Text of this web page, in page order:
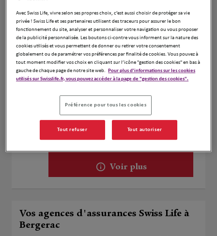
24100 Bergerac
Fermé actuellement
Numéro
Voir plus
Florian Michaud
36 A Avenue du Général de Gaulle
Fermé actuellement
Voir plus
Vos agences d'assurances Swiss Life à
Bergerac
Avec Swiss Life, vivre selon ses propres choix, c’est aussi choisir de protéger sa vie
privée ! Swiss Life et ses partenaires utilisent des traceurs pour assurer le bon
fonctionnement du site, analyser et personnaliser votre navigation ou vous proposer
de la publicité personnalisée. Les boutons ci-contre vous informent sur la nature des
cookies utilisés et vous permettent de donner ou retirer votre consentement
globalement ou de paramétrer vos préférences par finalité de cookies. Vous pouvez à
tout moment modifier vos choix en cliquant sur l’icône "gestion des cookies" en bas à
gauche de chaque page de notre site web. Pour plus d'informations sur les cookies
utilisés sur Swisslife.fr, vous pouvez accéder à la page de "gestion des cookies".
Préférence pour tous les cookies
Tout refuser Tout autoriser